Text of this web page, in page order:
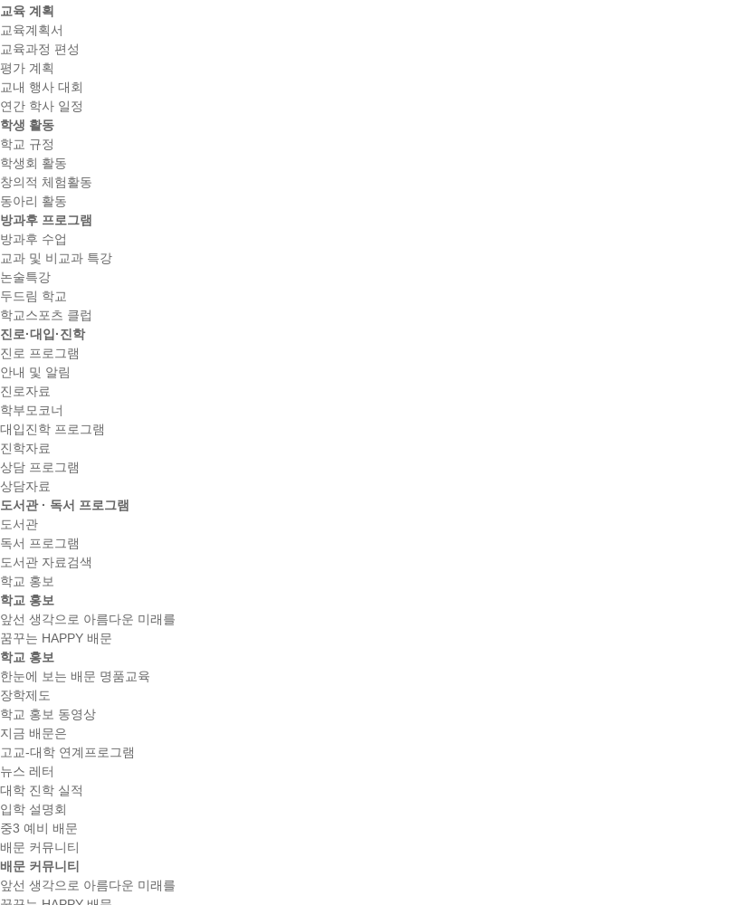
교육 계획
교육계획서
교육과정 편성
평가 계획
교내 행사 대회
연간 학사 일정
학생 활동
학교 규정
학생회 활동
창의적 체험활동
동아리 활동
방과후 프로그램
방과후 수업
교과 및 비교과 특강
논술특강
두드림 학교
학교스포츠 클럽
진로·대입·진학
진로 프로그램
안내 및 알림
진로자료
학부모코너
대입진학 프로그램
진학자료
상담 프로그램
상담자료
도서관 · 독서 프로그램
도서관
독서 프로그램
도서관 자료검색
학교 홍보
학교 홍보
앞선 생각으로 아름다운 미래를
꿈꾸는 HAPPY 배문
학교 홍보
한눈에 보는 배문 명품교육
장학제도
학교 홍보 동영상
지금 배문은
고교-대학 연계프로그램
뉴스 레터
대학 진학 실적
입학 설명회
중3 예비 배문
배문 커뮤니티
배문 커뮤니티
앞선 생각으로 아름다운 미래를